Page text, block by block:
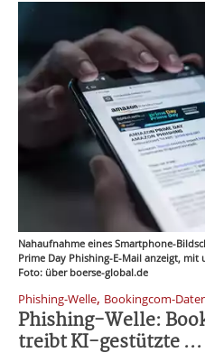
Nahaufnahme eines Smartphone-
Prime Day Phishing-E-Mail anzeigt,
Foto: über boerse-global.de
Phishing-Welle, Bookingcom-
Phishing-Welle:
treibt KI-gestützte ...